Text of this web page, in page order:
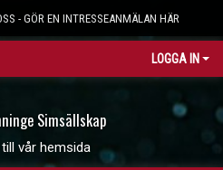
- GÖR EN INTRESSEANMÄLAN HÄR
LOGGA IN
Simsällskap
vår hemsida